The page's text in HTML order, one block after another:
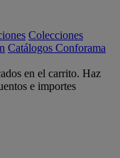
Colecciones
Catálogos Conforama
en el carrito. Haz
e importes